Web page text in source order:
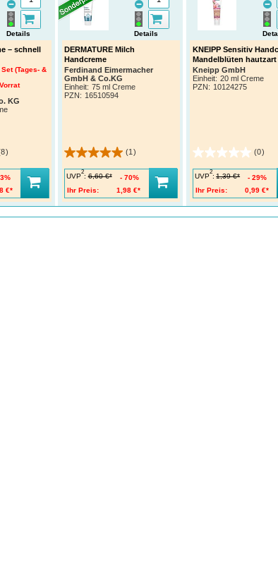
– schnell
(Tages- &
KG
Details
€*
DERMATURE Milch
Handcreme
Ferdinand Eimermacher
GmbH & Co.KG
Einheit: 75 ml Creme
PZN: 16510594
Details
(1)
UVP
2
: 6,60 €*
Ihr Preis:
1,98 €*
70%
KNEIPP Sensitiv
Mandelblüten hautzart
Kneipp GmbH
Einheit: 20 ml Creme
PZN: 10124275
(0)
UVP
2
: 1,39 €*
Ihr Preis:
0,99 €*
29%